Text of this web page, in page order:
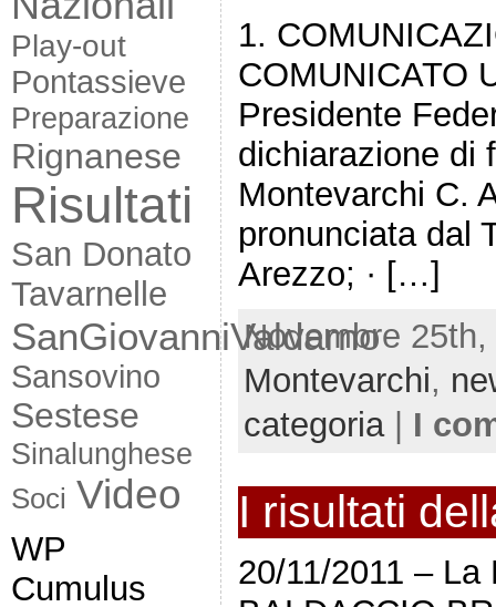
Play-out
Pontassieve
Preparazione
Rignanese
Risultati
San Donato
Tavarnelle
SanGiovanniValdarno
Sansovino
Sestese
Sinalunghese
Soci Video
WP
Cumulus
1.
COMUNICATO
Presidente
dichiarazione di
Montevarchi C.
pronunciata dal
Arezzo; · […]
Novembre 25th,
Montevarchi,
categoria| I
I risultati
20/11/2011 –